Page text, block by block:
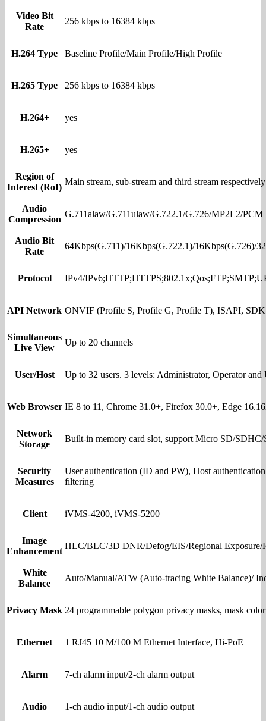
Video Bit
Rate
256 kbps to 16384 kbps
H.264 Type Baseline Profile/Main Profile/High Profile
H.265 Type 256 kbps to 16384 kbps
H.264+ yes
H.265+ yes
Region of
Interest (RoI)
Main stream, sub-stream and third stream
Audio
Compression
G.711alaw/G.711ulaw/G.722.1/G.726/MP2L2/PCM
Audio Bit
Rate
64Kbps(G.711)/16Kbps(G.722.1)/16Kbps(G.726)/
Protocol IPv4/
API Network ONVIF (Profile S, Profile G, Profile T), ISAPI, SDK
Simultaneous
Live View
Up to 20 channels
User/Host Up to 32 users. 3 levels: Administrator, Operator and
Web Browser IE 8 to 11, Chrome 31.0+, Firefox 30.0+, Edge
Network
Storage
Built-in memory card slot, support Micro SD/
Security
Measures
User authentication (ID and PW), Host
filtering
Client iVMS-4200, iVMS-5200
Image
Enhancement
HLC/BLC/3D DNR/Defog/EIS/Regional Exposure/
White
Balance
Auto/Manual/ATW (Auto-tracing White Balance)/
Privacy Mask 24 programmable polygon privacy masks, mask
Ethernet 1 RJ45 10 M/100 M Ethernet Interface, Hi-PoE
Alarm 7-ch alarm input/2-ch alarm output
Audio 1-ch audio input/1-ch audio output